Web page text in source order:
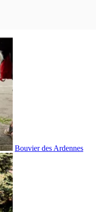
Bouvier des Ardennes